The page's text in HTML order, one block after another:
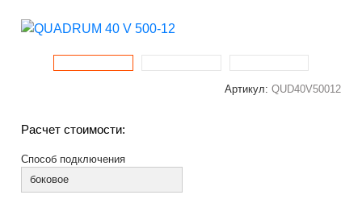
Артикул: QUD40V50012
Расчет стоимости:
Способ подключения
боковое